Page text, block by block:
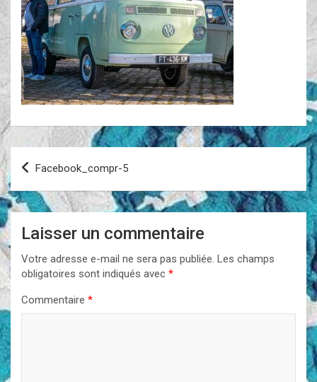
Navigation
de
l’article
Facebook_compr-5
Laisser un commentaire
Votre adresse e-mail ne sera pas publiée. Les champs
obligatoires sont indiqués avec *
Commentaire *